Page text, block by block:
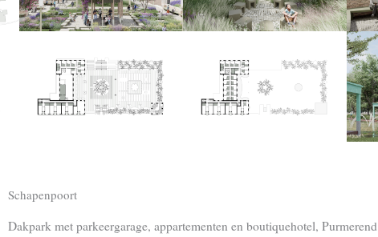
Schapenpoort
Dakpark met parkeergarage, appartementen en boutiquehotel, Purmerend